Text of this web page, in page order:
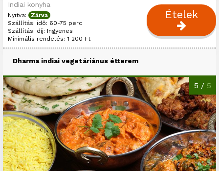
Indiai konyha
Nyitva:
Zárva
Szállítási idő: 60-75 perc
Szállítási díj: Ingyenes
Minimális rendelés: 1 200 Ft
Ételek
Dharma indiai vegetáriánus étterem
5 / 5